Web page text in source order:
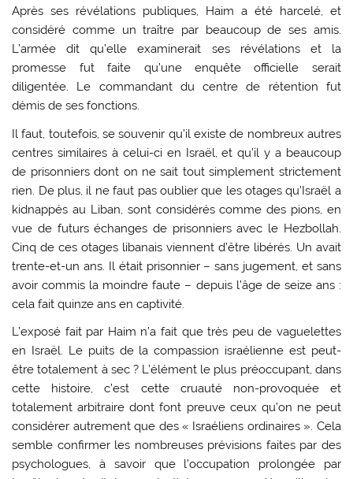
Après ses révélations publiques, Haim a été harcelé, et
considéré comme un traître par beaucoup de ses amis.
L’armée dit qu’elle examinerait ses révélations et la
promesse fut faite qu’une enquête officielle serait
diligentée. Le commandant du centre de rétention fut
démis de ses fonctions.
Il faut, toutefois, se souvenir qu’il existe de nombreux autres
centres similaires à celui-ci en Israël, et qu’il y a beaucoup
de prisonniers dont on ne sait tout simplement strictement
rien. De plus, il ne faut pas oublier que les otages qu’Israël a
kidnappés au Liban, sont considérés comme des pions, en
vue de futurs échanges de prisonniers avec le Hezbollah.
Cinq de ces otages libanais viennent d’être libérés. Un avait
trente-et-un ans. Il était prisonnier – sans jugement, et sans
avoir commis la moindre faute – depuis l’âge de seize ans :
cela fait quinze ans en captivité.
L’exposé fait par Haim n’a fait que très peu de vaguelettes
en Israël. Le puits de la compassion israélienne est peut-
être totalement à sec ? L’élément le plus préoccupant, dans
cette histoire, c’est cette cruauté non-provoquée et
totalement arbitraire dont font preuve ceux qu’on ne peut
considérer autrement que des « Israéliens ordinaires ». Cela
semble confirmer les nombreuses prévisions faites par des
psychologues, à savoir que l’occupation prolongée par